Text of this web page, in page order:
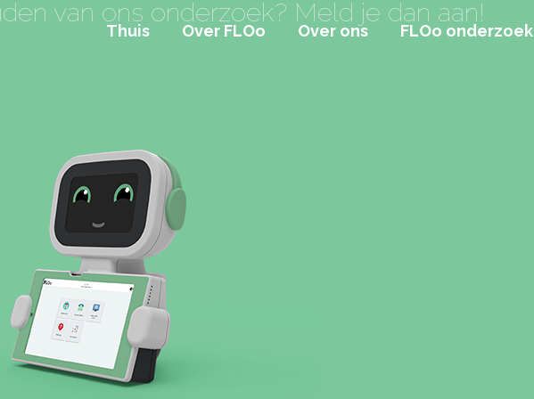
Thuis Over FLOo Over ons FLOo onderzoek
van ons onderzoek? Meld je dan aan!